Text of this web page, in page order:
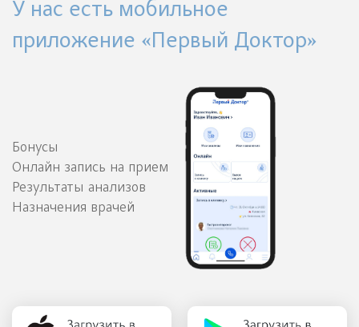
У нас есть мобильное
приложение «Первый Доктор»
Бонусы
Онлайн запись на прием
Результаты анализов
Назначения врачей